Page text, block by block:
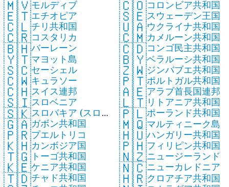
🇲🇻モルディブ
🇪🇹エチオピア
🇨🇱チリ共和国
🇨🇷コスタリカ
🇧🇭バーレーン
🇾🇹マヨット島
🇸🇨セーシェル
🇨🇼キュラソー
🇨🇭スイス連邦
🇸🇮スロベニア
🇸🇰スロバキア (スロ
バキア共和国)
🇬🇦ガボン共和国
🇵🇷プエルトリコ
🇰🇭カンボジア国
🇹🇬 トーゴ共和国
🇰🇪ケニア共和国
🇹🇩チャド共和国
🇨🇴コロンビア共和国
🇸🇪スウェーデン王国
🇺🇦ウクライナ共和国
🇨🇲カメルーン共和国
🇨🇩コンゴ民主共和国
🇧🇾ベラルーシ共和国
🇿🇼ジンバブエ共和国
🇵🇹ポルトガル共和国
🇦🇪アラブ首長国連邦
🇱🇹リトアニア共和国
🇵🇱ポーランド共和国
🇲🇶マルティニーク島
🇭🇺ハンガリー共和国
🇵🇭フィリピン共和国
🇳🇿ニュージーランド
🇳🇨ニューカレドニア
🇭🇷クロアチア共和国